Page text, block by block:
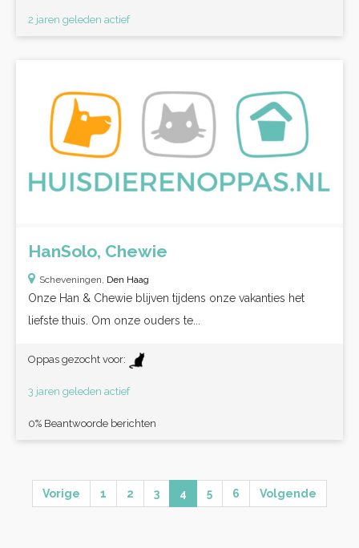
2 jaren geleden actief
HanSolo, Chewie
Scheveningen, Den Haag
Onze Han & Chewie blijven tijdens onze vakanties het
liefste thuis. Om onze ouders te...
Oppas gezocht voor:
3 jaren geleden actief
0% Beantwoorde berichten
Vorige 1 2 3 4 5 6 Volgende